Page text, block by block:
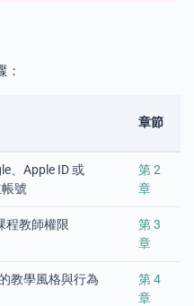
章節
、Apple ID 或
號
第 2
章
程教師權限
第 3
章
教學風格與行為
第 4
章